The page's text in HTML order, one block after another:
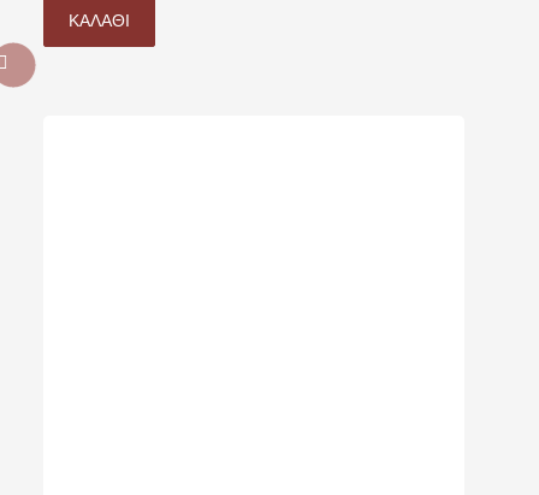
ΚΑΛΆΘΙ